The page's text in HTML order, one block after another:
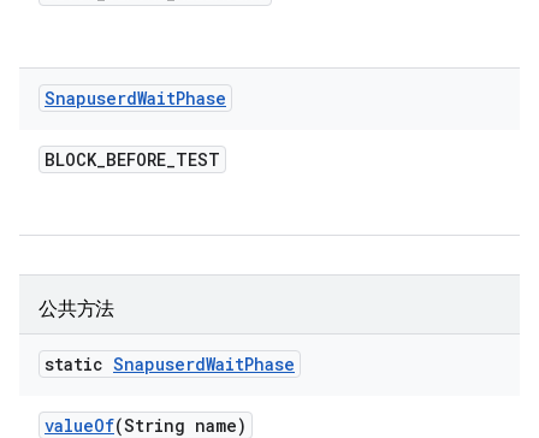
SnapuserdWaitPhase
BLOCK_BEFORE_TEST
公共方法
static SnapuserdWaitPhase
valueOf(String name)